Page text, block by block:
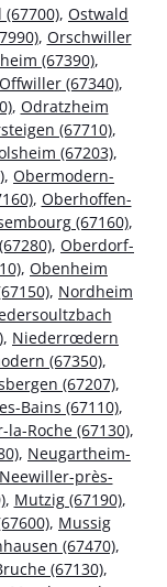
, Ostwald
, Orschwiller
(67390),
Offwiller (67340),
, Odratzheim
(67710),
(67203),
, Obermodern-
, Oberhoffen-
(67160),
, Oberdorf-
, Obenheim
, Nordheim
, Niederrœdern
(67350),
(67207),
Bains (67110),
la-Roche (67130),
, Neugartheim-
Neewiller-près-
, Mutzig (67190),
, Mussig
(67470),
(67130),